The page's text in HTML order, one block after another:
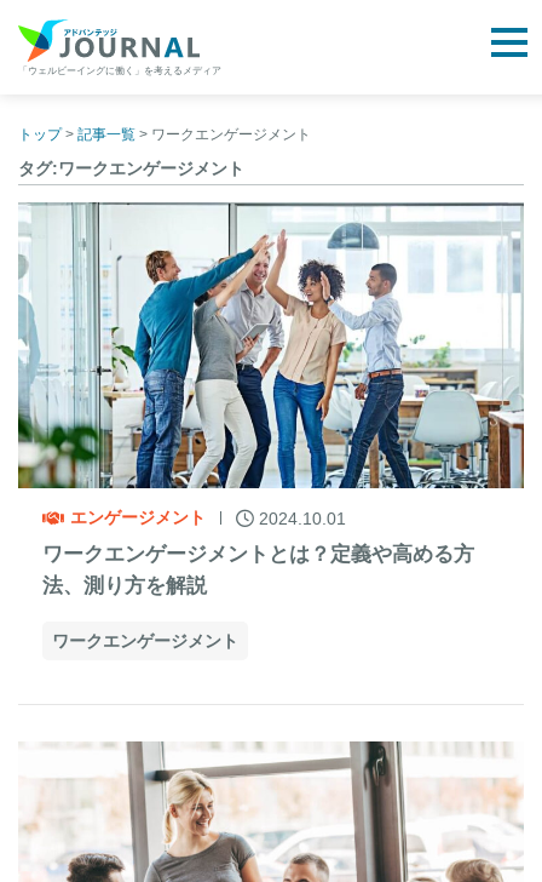
content
「ウェルビーイングに働く」を考えるメディア
トップ> 記事一覧 > ワークエンゲージメント
タグ:ワークエンゲージメント
エンゲージメント 2024.10.01
ワークエンゲージメントとは？定義や高める方
法、測り方を解説
ワークエンゲージメント